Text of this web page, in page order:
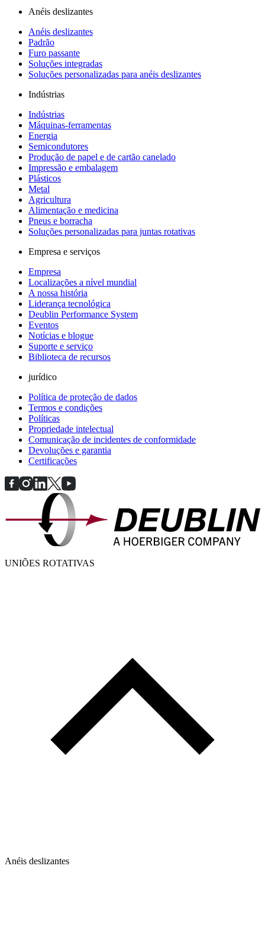
Anéis deslizantes
Anéis deslizantes
Padrão
Furo passante
Soluções integradas
Soluções personalizadas para anéis deslizantes
Indústrias
Indústrias
Máquinas-ferramentas
Energia
Semicondutores
Produção de papel e de cartão canelado
Impressão e embalagem
Plásticos
Metal
Agricultura
Alimentação e medicina
Pneus e borracha
Soluções personalizadas para juntas rotativas
Empresa e serviços
Empresa
Localizações a nível mundial
A nossa história
Liderança tecnológica
Deublin Performance System
Eventos
Notícias e blogue
Suporte e serviço
Biblioteca de recursos
jurídico
Política de proteção de dados
Termos e condições
Políticas
Propriedade intelectual
Comunicação de incidentes de conformidade
Devoluções e garantia
Certificações
UNIÕES ROTATIVAS
Anéis deslizantes